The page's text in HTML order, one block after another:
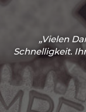
„Vielen
Schnelligkeit.